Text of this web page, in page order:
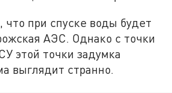
что при спуске воды будет
АЭС. Однако с точки
этой точки задумка
выглядит странно.